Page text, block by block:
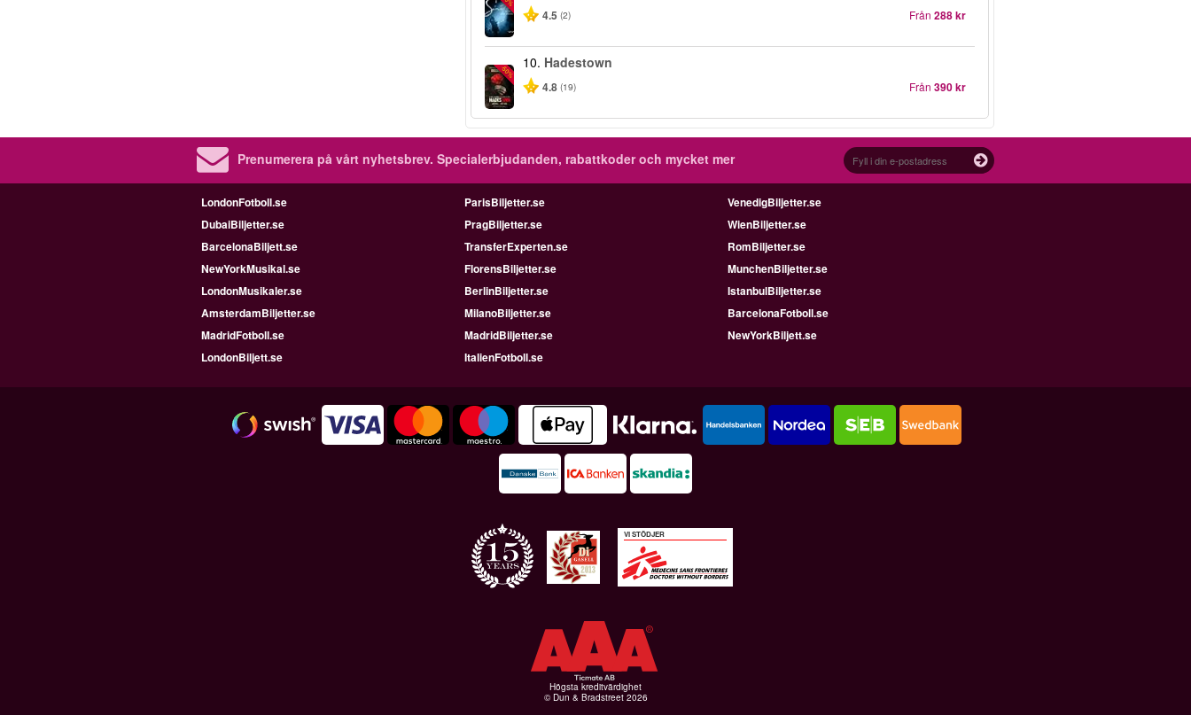
4.5 (2) Från 288 kr
-50%
10. Hadestown
4.8 (19) Från 390 kr
Prenumerera på vårt nyhetsbrev. Specialerbjudanden, rabattkoder och mycket mer
LondonFotboll.se ParisBiljetter.se
VenedigBiljetter.se
DubaiBiljetter.se
PragBiljetter.se
WienBiljetter.se
BarcelonaBiljett.se
TransferExperten.se
RomBiljetter.se
NewYorkMusikal.se
FlorensBiljetter.se
MunchenBiljetter.se
LondonMusikaler.se
BerlinBiljetter.se
IstanbulBiljetter.se
AmsterdamBiljetter.se
MilanoBiljetter.se
BarcelonaFotboll.se
MadridFotboll.se
MadridBiljetter.se
NewYorkBiljett.se
LondonBiljett.se
ItalienFotboll.se
VI STÖDJER
Högsta kreditvärdighet
© Dun & Bradstreet 2026